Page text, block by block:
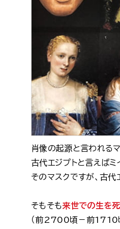
肖像の起源と言われるマ
古代エジプトと言えばミ
そのマスクですが、古代
そもそも来世での生を
（前2700頃－前1710